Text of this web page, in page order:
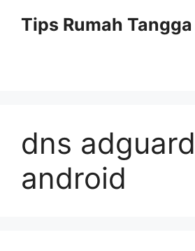
Tips Rumah
dns adguard
android